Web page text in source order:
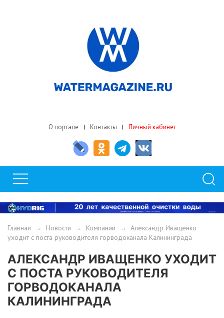
О портале Контакты Личный кабинет
Главная → Новости → Компании → Александр Иващенко
уходит с поста руководителя горводоканала Калининграда
АЛЕКСАНДР ИВАЩЕНКО УХОДИТ
С ПОСТА РУКОВОДИТЕЛЯ
ГОРВОДОКАНАЛА
КАЛИНИНГРАДА